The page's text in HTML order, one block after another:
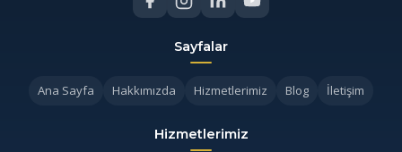
Sayfalar
Ana Sayfa Hakkımızda Hizmetlerimiz Blog İletişim
Hizmetlerimiz